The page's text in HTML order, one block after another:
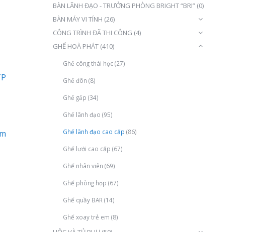
BÀN LÃNH ĐẠO - TRƯỞNG PHÒNG BRIGHT “BRI” (0)
BÀN MÁY VI TÍNH (26)
CÔNG TRÌNH ĐÃ THI CÔNG (4)
GHẾ HOÀ PHÁT (410)
Ghế công thái học (27)
Ghế đôn (8)
Ghế gấp (34)
Ghế lãnh đạo (95)
Ghế lãnh đạo cao cấp (86)
Ghế lưới cao cấp (67)
Ghế nhân viên (69)
Ghế phòng họp (67)
Ghế quầy BAR (14)
Ghế xoay trẻ em (8)